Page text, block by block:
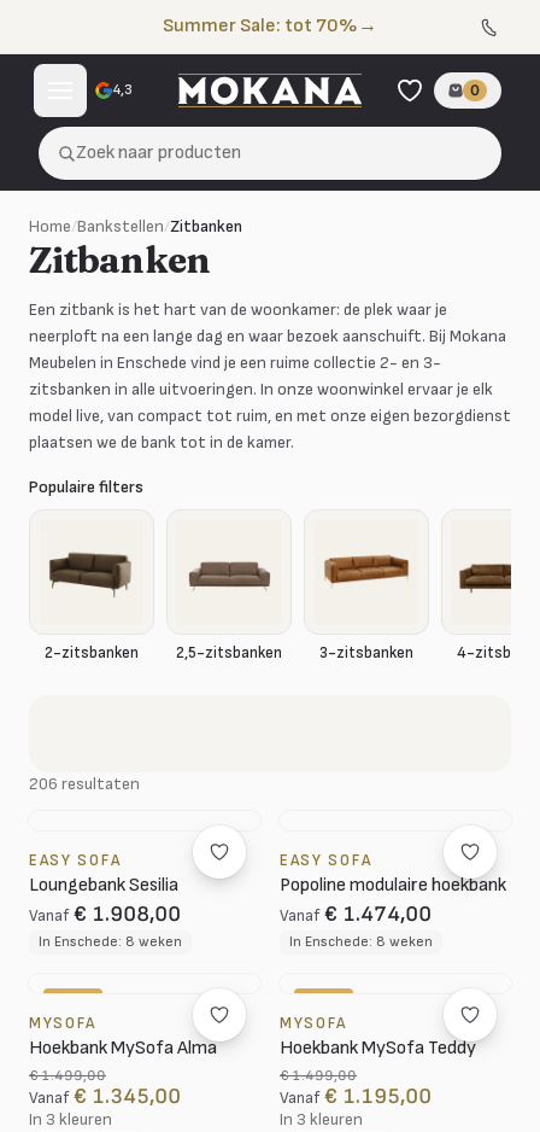
Summer Sale: tot 70% →
4,3 0
Zoek naar producten
Home/Bankstellen/Zitbanken
Zitbanken
Een zitbank is het hart van de woonkamer: de plek waar je
neerploft na een lange dag en waar bezoek aanschuift. Bij Mokana
Meubelen in Enschede vind je een ruime collectie 2- en 3-
zitsbanken in alle uitvoeringen. In onze woonwinkel ervaar je elk
model live, van compact tot ruim, en met onze eigen bezorgdienst
plaatsen we de bank tot in de kamer.
Populaire filters
2-zitsbanken 2,5-zitsbanken 3-zitsbanken 4-
206 resultaten
EASY SOFA
Loungebank Sesilia
Vanaf € 1.908,00
In Enschede: 8 weken
EASY SOFA
Popoline modulaire hoekbank
Vanaf € 1.474,00
In Enschede: 8 weken
MYSOFA
Hoekbank MySofa Alma
€ 1.499,00
Vanaf € 1.345,00
In 3 kleuren
MYSOFA
Hoekbank MySofa Teddy
€ 1.499,00
Vanaf € 1.195,00
In 3 kleuren